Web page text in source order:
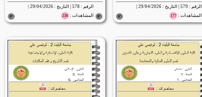
المشاهدات : 177
المشاهدات : 236